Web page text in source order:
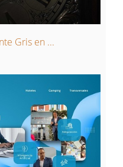
Gris en ...